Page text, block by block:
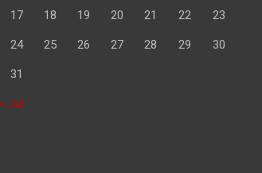
17 18 19 20 21 22 23
24 25 26 27 28 29 30
31
« Jul